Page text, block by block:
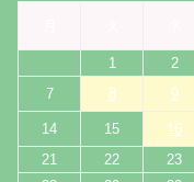
1 2
7
8 9
14 15 16
21
22 23